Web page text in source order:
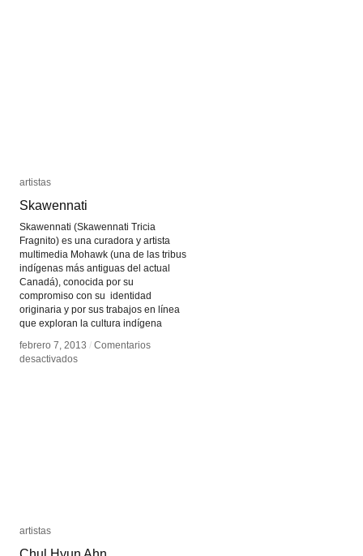
artistas
Skawennati
Skawennati (Skawennati Tricia
Fragnito) es una curadora y artista
multimedia Mohawk (una de las tribus
indígenas más antiguas del actual
Canadá), conocida por su
compromiso con su identidad
originaria y por sus trabajos en línea
que exploran la cultura indígena
febrero 7, 2013 / Comentarios
desactivadosen
artistas
Skawennati
febrero 7, 2013 / Comentarios
desactivadosen
artistas
artistas